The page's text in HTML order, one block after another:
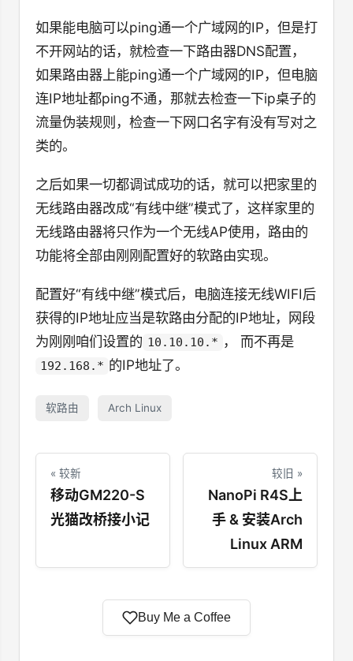
如果能电脑可以ping通一个广域网的IP，但是打
不开网站的话，就检查一下路由器DNS配置，
如果路由器上能ping通一个广域网的IP，但电脑
连IP地址都ping不通，那就去检查一下ip桌子的
流量伪装规则，检查一下网口名字有没有写对之
类的。
之后如果一切都调试成功的话，就可以把家里的
无线路由器改成“有线中继”模式了，这样家里的
无线路由器将只作为一个无线AP使用，路由的
功能将全部由刚刚配置好的软路由实现。
配置好“有线中继”模式后，电脑连接无线WIFI后
获得的IP地址应当是软路由分配的IP地址，网段
为刚刚咱们设置的 10.10.10.* ， 而不再是
192.168.* 的IP地址了。
软路由 Arch Linux
« 较新
移动GM220-S
光猫改桥接小记
较旧 »
NanoPi R4S上
手 & 安装Arch
Linux ARM
Buy Me a Coffee